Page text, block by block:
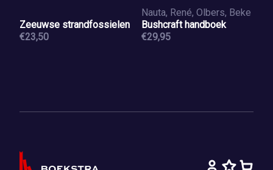
Zeeuwse strandfossielen
€23,50
Nauta, René, Olbers, Beke
Bushcraft handboek
€29,95